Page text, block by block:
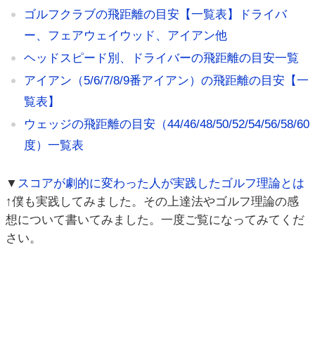
ゴルフクラブの飛距離の目安【一覧表】ドライバ
ー、フェアウェイウッド、アイアン他
ヘッドスピード別、ドライバーの飛距離の目安一覧
アイアン（5/6/7/8/9番アイアン）の飛距離の目安【一
覧表】
ウェッジの飛距離の目安（44/46/48/50/52/54/56/58/60
度）一覧表
▼ スコアが劇的に変わった人が実践したゴルフ理論とは
↑僕も実践してみました。その上達法やゴルフ理論の感
想について書いてみました。一度ご覧になってみてくだ
さい。